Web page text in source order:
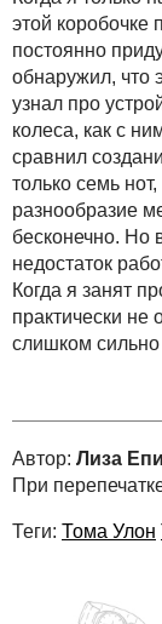
этой
постоянно
обнаружил, что
узнал про
колеса, как с
сравнил
только семь
разнообразие
бесконечно. Но
недостаток
Когда я занят
практически не
слишком
Автор: Лиза
При
Теги: Тома Улон